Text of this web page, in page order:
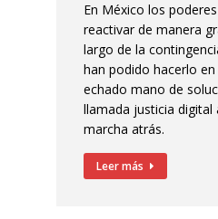
En México los
reactivar de manera
largo de la
han podido hacerlo
echado mano de
llamada justicia digital
marcha atrás.
Leer más